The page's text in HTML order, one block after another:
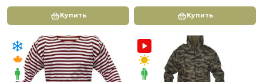
Купить Купить